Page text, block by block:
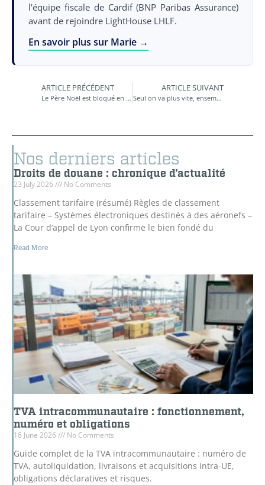
l'équipe fiscale de Cardif (BNP Paribas Assurance)
avant de rejoindre LightHouse LHLF.
En savoir plus sur Marie →
ARTICLE PRÉCÉDENT
Le Père Noël est bloqué en Douane…
ARTICLE SUIVANT
Seul on va plus vite, ensemble on va plus loin
Nos derniers articles
Droits de douane : chronique d’actualité
23 July 2026 No Comments
Classement tarifaire (résumé) Règles de classement
tarifaire – Systèmes électroniques destinés à des aéronefs –
La Cour d’appel de Lyon confirme le bien fondé du
Read More
TVA intracommunautaire : fonctionnement,
numéro et obligations
18 June 2026 No Comments
Guide complet de la TVA intracommunautaire : numéro de
TVA, autoliquidation, livraisons et acquisitions intra-UE,
obligations déclaratives et risques.